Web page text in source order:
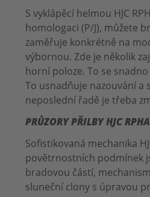
S vyklápěcí helmou HJC
homologaci (P/J), můžete
zaměřuje konkrétně na
výbornou. Zde je několik
horní poloze. To se
To usnadňuje nazouvání a
neposlední řadě je třeba
PRŮZORY PŘILBY HJC
Sofistikovaná mechanika
povětrnostních podmínek
bradovou částí,
sluneční clony s úpravou